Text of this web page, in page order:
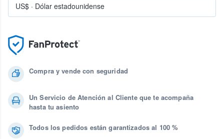
Compra y vende con seguridad
Un Servicio de Atención al Cliente que te acompaña
hasta tu asiento
Todos los pedidos están garantizados al 100 %
US$ · Dólar estadounidense